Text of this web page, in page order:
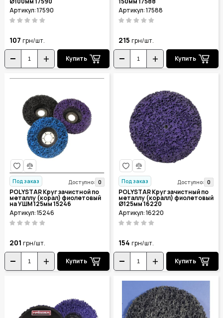
Артикул: 17590
107 грн/шт.
Купить
Артикул: 17588
215 грн/шт.
Купить
Под заказ Доступно: 0
POLYSTAR Круг зачистной по
металлу (корал) фиолетовый
на УШМ 125мм 15246
Артикул: 15246
201 грн/шт.
Купить
Под заказ Доступно: 0
POLYSTAR Круг зачистный по
металлу (коралл) фиолетовый
Ø125мм 16220
Артикул: 16220
154 грн/шт.
Купить